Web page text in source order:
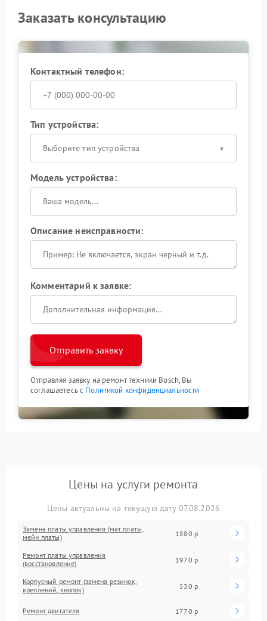
Заказать консультацию
Контактный телефон:
Тип устройства:
Выберите тип устройства
Модель устройства:
Описание неисправности:
Комментарий к заявке:
Отправить заявку
Отправляя заявку на ремонт техники Bosch, Вы
соглашаетесь с Политикой конфиденциальности
Цены на услуги ремонта
Цены актуальны на текущую дату 07.08.2026
Замена платы управления (мат.платы,
мейн платы)
1880 р
Ремонт платы управления
(восстановление)
1970 р
Корпусный ремонт (замена резинок,
креплений, кнопок)
530 р
Ремонт двигателя 1770 р